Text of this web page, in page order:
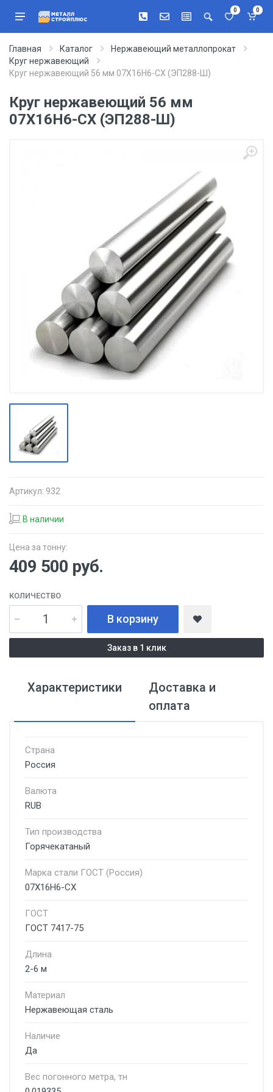
0 0
Главная Каталог
Нержавеющий металлопрокат
Круг нержавеющий
Круг нержавеющий 56 мм 07Х16Н6-СХ (ЭП288-Ш)
Круг нержавеющий 56 мм
07Х16Н6-СХ (ЭП288-Ш)
Артикул: 932
В наличии
Цена за тонну:
409 500 руб.
КОЛИЧЕСТВО
В корзину
Заказ в 1 клик
Характеристики
Доставка и
оплата
Страна
Россия
Валюта
RUB
Тип производства
Горячекатаный
Марка стали ГОСТ (Россия)
07Х16Н6-СХ
ГОСТ
ГОСТ 7417-75
Длина
2-6 м
Материал
Нержавеющая сталь
Наличие
Да
Вес погонного метра, тн